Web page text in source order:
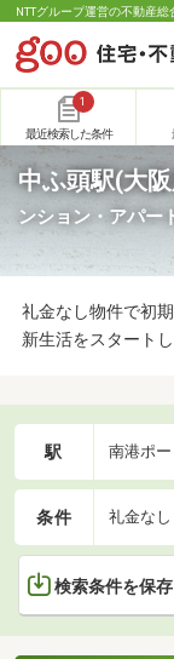
NTTグループ運営の不動産
1
最近検索した条件
中ふ頭駅(大
ンション・アパー
礼金なし物件で初
新生活をスタートし
駅 南港ポ
条件 礼金なし
検索条件を保存